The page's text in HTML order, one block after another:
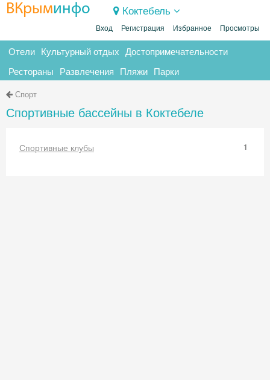
ВКрыминфо Коктебель
Вход Регистрация Избранное Просмотры
Отели Культурный отдых Достопримечательности
Рестораны Развлечения Пляжи Парки
Спорт
Спортивные бассейны в Коктебеле
Спортивные клубы 1